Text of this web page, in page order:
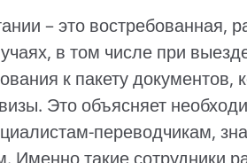
– это востребованная,
в том числе при
к пакету
Это объясняет
переводчикам,
Именно такие сотрудники